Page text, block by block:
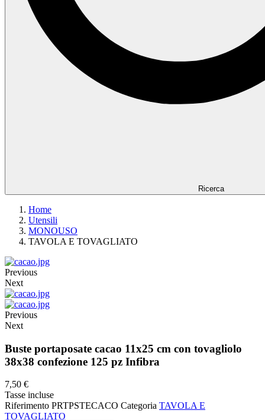
Ricerca
Home
Utensili
MONOUSO
TAVOLA E TOVAGLIATO
Previous
Next
Previous
Next
Buste portaposate cacao 11x25 cm con tovagliolo
38x38 confezione 125 pz Infibra
7,50 €
Tasse incluse
Riferimento PRTPSTECACO Categoria TAVOLA E
TOVAGLIATO